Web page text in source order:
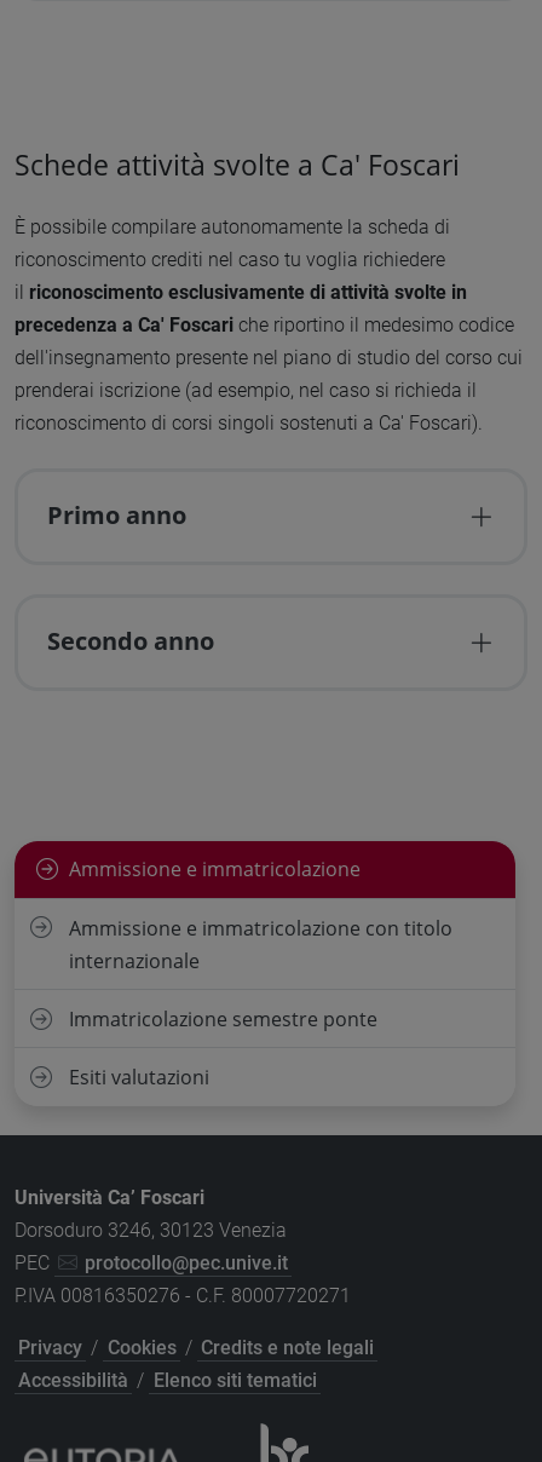
Schede attività svolte a Ca' Foscari
È possibile compilare autonomamente la scheda di
riconoscimento crediti nel caso tu voglia richiedere
il riconoscimento esclusivamente di attività svolte in
precedenza a Ca' Foscari che riportino il medesimo codice
dell'insegnamento presente nel piano di studio del corso cui
prenderai iscrizione (ad esempio, nel caso si richieda il
riconoscimento di corsi singoli sostenuti a Ca' Foscari).
Primo anno
Secondo anno
Ammissione e immatricolazione
Ammissione e immatricolazione con titolo
internazionale
Immatricolazione semestre ponte
Esiti valutazioni
Università Ca’ Foscari
Dorsoduro 3246, 30123 Venezia
PEC
protocollo@pec.unive.it
P.IVA 00816350276 - C.F. 80007720271
Privacy / Cookies / Credits e note legali
Accessibilità / Elenco siti tematici